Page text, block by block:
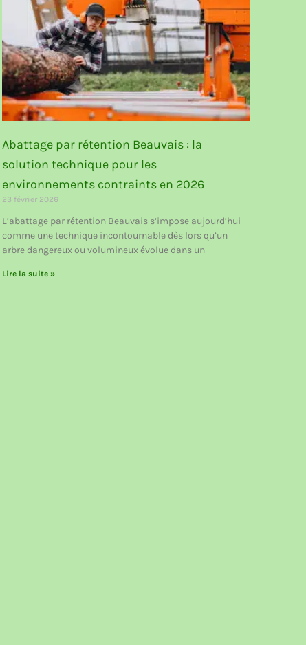
Abattage par rétention Beauvais : la
solution technique pour les
environnements contraints en 2026
23 février 2026
L’abattage par rétention Beauvais s’impose aujourd’hui
comme une technique incontournable dès lors qu’un
arbre dangereux ou volumineux évolue dans un
Lire la suite »